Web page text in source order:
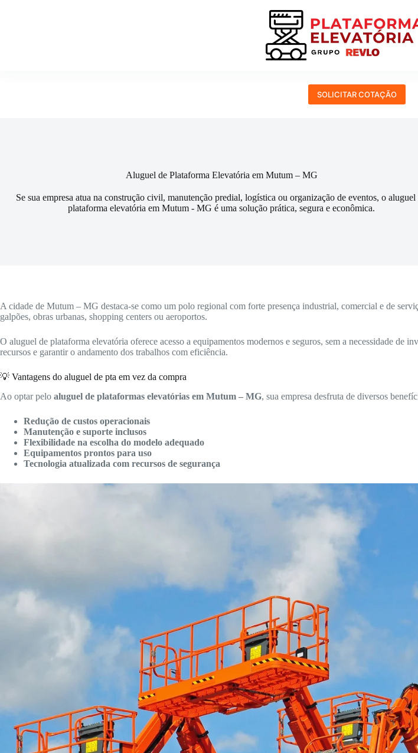
SOLICITAR COTAÇÃO
Aluguel de Plataforma Elevatória em Mutum – MG
Se sua empresa atua na construção civil, manutenção predial, logística ou organização de eventos, o aluguel
plataforma elevatória em Mutum - MG é uma solução prática, segura e econômica.
A cidade de Mutum – MG destaca-se como um polo regional com forte presença industrial, comercial e de
galpões, obras urbanas, shopping centers ou aeroportos.
O aluguel de plataforma elevatória oferece acesso a equipamentos modernos e seguros, sem a necessidade de
recursos e garantir o andamento dos trabalhos com eficiência.
💡 Vantagens do aluguel de pta em vez da compra
Ao optar pelo aluguel de plataformas elevatórias em Mutum – MG, sua empresa desfruta de diversos
Redução de custos operacionais
Manutenção e suporte inclusos
Flexibilidade na escolha do modelo adequado
Equipamentos prontos para uso
Tecnologia atualizada com recursos de segurança